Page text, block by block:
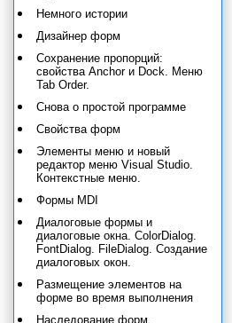
Немного истории
Дизайнер форм
Сохранение пропорций:
свойства Anchor и Dock. Меню
Tab Order.
Снова о простой программе
Свойства форм
Элементы меню и новый
редактор меню Visual Studio.
Контекстные меню.
Формы MDI
Диалоговые формы и
диалоговые окна. ColorDialog.
FontDialog. FileDialog. Создание
диалоговых окон.
Размещение элементов на
форме во время выполнения
Наследование форм.